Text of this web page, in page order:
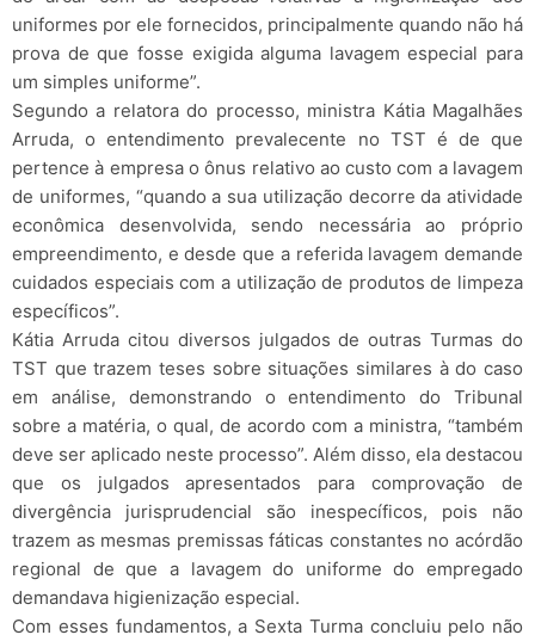
uniformes por ele fornecidos, principalmente quando não há
prova de que fosse exigida alguma lavagem especial para
um simples uniforme”.
Segundo a relatora do processo, ministra Kátia Magalhães
Arruda, o entendimento prevalecente no TST é de que
pertence à empresa o ônus relativo ao custo com a lavagem
de uniformes, “quando a sua utilização decorre da atividade
econômica desenvolvida, sendo necessária ao próprio
empreendimento, e desde que a referida lavagem demande
cuidados especiais com a utilização de produtos de limpeza
específicos”.
Kátia Arruda citou diversos julgados de outras Turmas do
TST que trazem teses sobre situações similares à do caso
em análise, demonstrando o entendimento do Tribunal
sobre a matéria, o qual, de acordo com a ministra, “também
deve ser aplicado neste processo”. Além disso, ela destacou
que os julgados apresentados para comprovação de
divergência jurisprudencial são inespecíficos, pois não
trazem as mesmas premissas fáticas constantes no acórdão
regional de que a lavagem do uniforme do empregado
demandava higienização especial.
Com esses fundamentos, a Sexta Turma concluiu pelo não